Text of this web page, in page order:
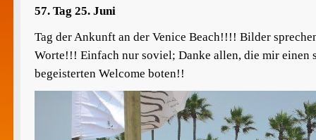
57. Tag 25. Juni
Tag der Ankunft an der Venice Beach!!!! Bilder
Worte!!! Einfach nur soviel; Danke allen, die mir einen
begeisterten Welcome boten!!